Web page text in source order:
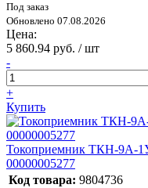
Под заказ
Обновлено 07.08.2026
Цена:
5 860.94 руб. / шт
-
+
Купить
Токоприемник ТКН-9А-
00000005277
Код товара: 9804736